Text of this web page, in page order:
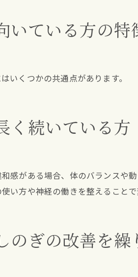
いている方の特
いくつかの共通点があります。
く続いている方
感がある場合、体のバランスや
い方や神経の働きを整えることで
のぎの改善を